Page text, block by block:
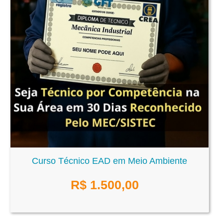
Curso Técnico EAD em Meio Ambiente
R$ 1.500,00